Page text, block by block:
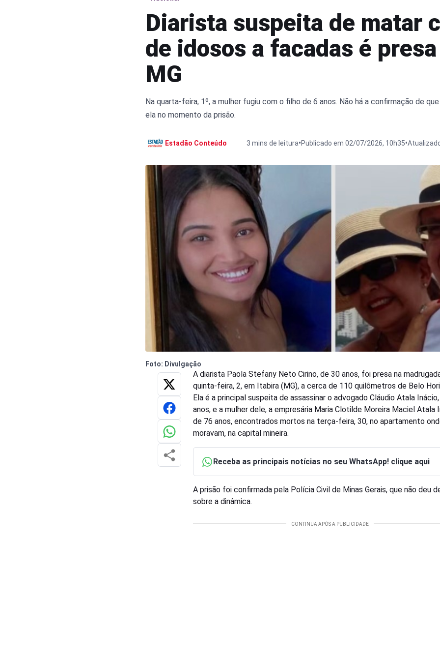
Diarista suspeita de matar
de idosos a facadas é
MG
Na quarta-feira, 1º, a mulher fugiu com o filho de 6 anos. Não há a confirmação de
ela no momento da prisão.
Estadão Conteúdo 3 mins de leitura•Publicado em 02/07/2026, 10h35•
Foto: Divulgação
A diarista Paola Stefany Neto Cirino, de 30 anos, foi presa na
quinta-feira, 2, em Itabira (MG), a cerca de 110 quilômetros de Belo
Ela é a principal suspeita de assassinar o advogado Cláudio Atala
anos, e a mulher dele, a empresária Maria Clotilde Moreira Maciel Atala
de 76 anos, encontrados mortos na terça-feira, 30, no apartamento
moravam, na capital mineira.
Receba as principais notícias no seu WhatsApp! clique aqui
A prisão foi confirmada pela Polícia Civil de Minas Gerais, que não deu
sobre a dinâmica.